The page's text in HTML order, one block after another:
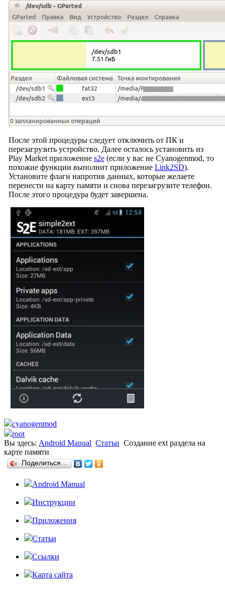
После этой процедуры следует отключить от ПК и
перезагрузить устройство. Далее осталось установить из
Play Market приложение s2e(если у вас не Cyanogenmod, то
похожие функции выполнит приложение Link2SD).
Установите флаги напротив данных, которые желаете
перенести на карту памяти и снова перезагрузите телефон.
После этого процедура будет завершена.
cyanogenmod
root
Вы здесь: Android Manual Статьи Создание ext раздела на
карте памяти
Поделиться…
Android Manual
Инструкции
Приложения
Статьи
Ссылки
Карта сайта